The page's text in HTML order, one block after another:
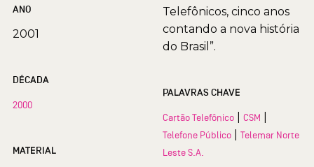
ANO
2001
DÉCADA
2000
MATERIAL
Telefônicos, cinco anos
contando a nova história
do Brasil”.
PALAVRAS CHAVE
Cartão Telefônico CSM
Telefone Público
Telemar Norte
Leste S.A.